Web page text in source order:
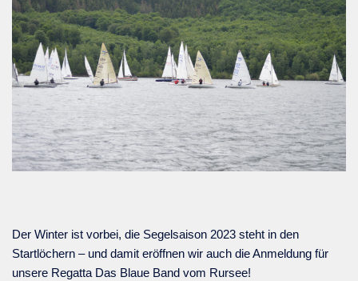
Der Winter ist vorbei, die Segelsaison 2023 steht in den
Startlöchern – und damit eröffnen wir auch die Anmeldung für
unsere Regatta Das Blaue Band vom Rursee!